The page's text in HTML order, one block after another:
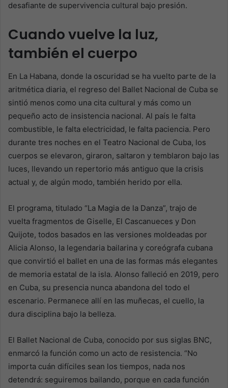
desafiante de supervivencia cultural bajo presión.
Cuando vuelve la luz,
también el cuerpo
En La Habana, donde la oscuridad se ha vuelto parte de la
aritmética diaria, el regreso del Ballet Nacional de Cuba se
sintió menos como una cita cultural y más como un
pequeño acto de insistencia nacional. Al país le falta
combustible, le falta electricidad, le falta paciencia. Pero
durante tres noches en el Teatro Nacional de Cuba, los
cuerpos se elevaron, giraron, saltaron y temblaron bajo las
luces, llevando un repertorio más antiguo que la crisis
actual y, de algún modo, también herido por ella.
El programa, titulado “La Magia de la Danza”, trajo de
vuelta fragmentos de Giselle, El Cascanueces y Don
Quijote, todos basados en las versiones moldeadas por
Alicia Alonso, la legendaria bailarina y coreógrafa cubana
que convirtió el ballet en una de las formas más elegantes
de memoria estatal de la isla. Alonso falleció en 2019, pero
en Cuba, su presencia nunca abandona del todo el
escenario. Permanece allí en las muñecas, el cuello, la
dura disciplina bajo la belleza.
El Ballet Nacional de Cuba, conocido por sus siglas BNC,
enmarcó la función como un acto de resistencia. “No
importa cuán difíciles sean los tiempos, nada nos
detendrá: seguiremos bailando, porque en cada función